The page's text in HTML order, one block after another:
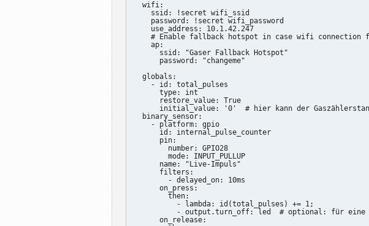
  wifi:
    ssid: !secret wifi_ssid
    password: !secret wifi_password
    use_address: 10.1.42.247
# Enable fallback hotspot in case wifi connection
    ap:
      ssid: "Gaser Fallback Hotspot"
      password: "changeme"
  globals:
    - id: total_pulses
      type: int
      restore_value: True
initial_value: '0'  # hier kann der
  binary_sensor:
    - platform: gpio
      id: internal_pulse_counter
      pin:
        number: GPIO28
        mode: INPUT_PULLUP
      name: "Live-Impuls"
      filters:
        - delayed_on: 10ms
      on_press:
        then:
          - lambda: id(total_pulses) += 1;
- output.turn_off: led  # optional: für
      on_release: